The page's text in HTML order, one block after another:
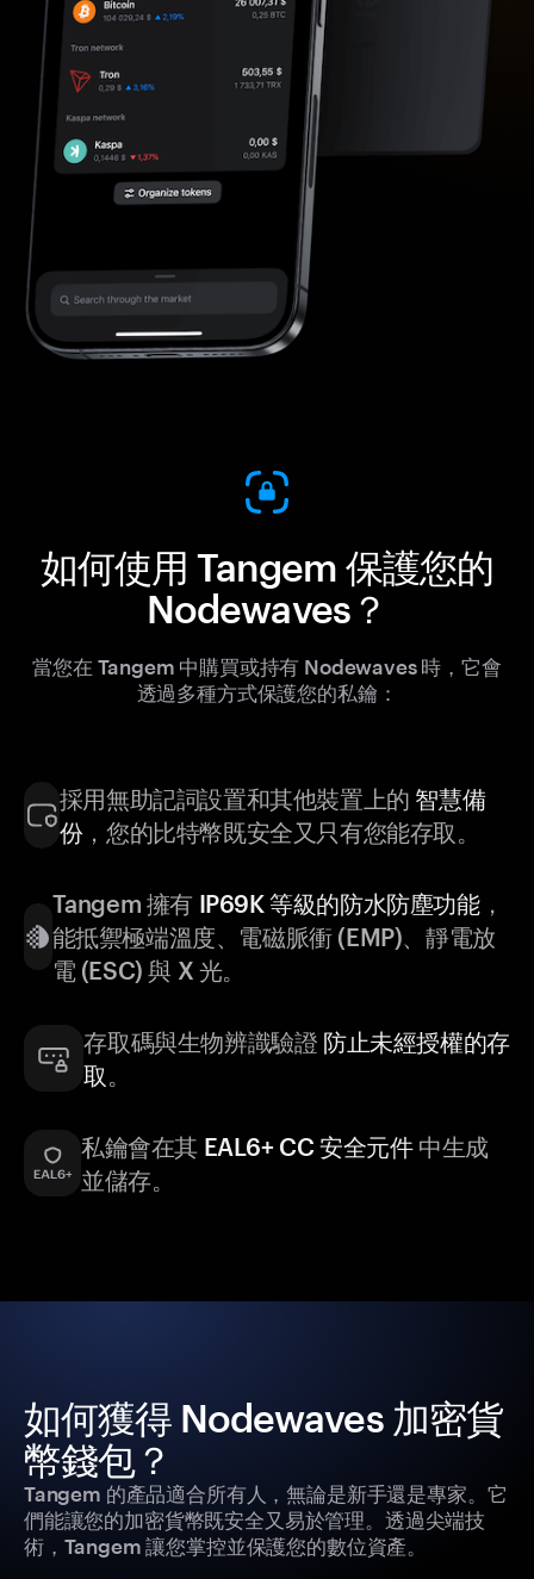
如何使用 Tangem 保護您的
Nodewaves？
當您在 Tangem 中購買或持有 Nodewaves 時，它會
透過多種方式保護您的私鑰：
採用無助記詞設置和其他裝置上的 智慧備
份，您的比特幣既安全又只有您能存取。
Tangem 擁有 IP69K 等級的防水防塵功能，
能抵禦極端溫度、電磁脈衝 (EMP)、靜電放
電 (ESC) 與 X 光。
存取碼與生物辨識驗證 防止未經授權的存
取 。
私鑰會在其 EAL6+ CC 安全元件中生成
並儲存。
如何獲得 Nodewaves 加密貨
幣錢包？
Tangem 的產品適合所有人，無論是新手還是專家。它
們能讓您的加密貨幣既安全又易於管理。透過尖端技
術，Tangem 讓您掌控並保護您的數位資產。